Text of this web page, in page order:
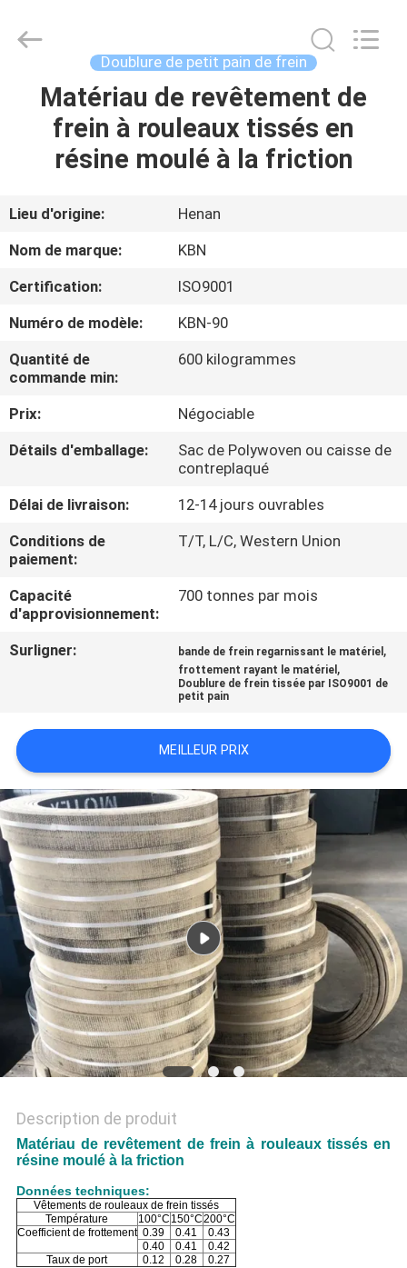
MAISON
PRODUITS
AU
SUJET
DE
VISITE
CONTRÔLE
QUALITÉ
CONTACTEZ-
NOUS
DEMANDEZ
CITATION
PLAN
DU
SITE
PRIVACY
POLICY
Kebona
Industry
Doublure de petit pain de frein
Matériau de revêtement de
frein à rouleaux tissés en
résine moulé à la friction
Lieu d'origine:
Henan
Nom de marque:
KBN
Certification:
ISO9001
Numéro de modèle:
KBN-90
Quantité de
commande min:
600 kilogrammes
Prix:
Négociable
Détails d'emballage:
Sac de Polywoven ou caisse de
contreplaqué
Délai de livraison:
12-14 jours ouvrables
Conditions de
paiement:
T/T, L/C, Western Union
Capacité
d'approvisionnement:
700 tonnes par mois
Surligner: bande de frein regarnissant le matériel ,
frottement rayant le matériel ,
Doublure de frein tissée par ISO9001 de
petit pain
MEILLEUR PRIX
Description de produit
Matériau de revêtement de frein à rouleaux tissés en
résine moulé à la friction
Données techniques:
Vêtements de rouleaux de frein tissés
Température
100°C 150°C200°C
Coefficient de frottement 0.39 0.41
0.43
0.40
0.41
0.42
Taux de port
0.12 0.28 0.27